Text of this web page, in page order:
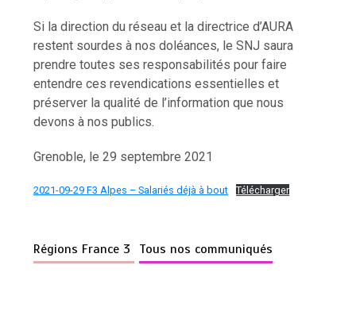
Si la direction du réseau et la directrice d’AURA
restent sourdes à nos doléances, le SNJ saura
prendre toutes ses responsabilités pour faire
entendre ces revendications essentielles et
préserver la qualité de l’information que nous
devons à nos publics.
Grenoble, le 29 septembre 2021
2021-09-29 F3 Alpes – Salariés déjà à bout Télécharger
Régions France 3 Tous nos communiqués